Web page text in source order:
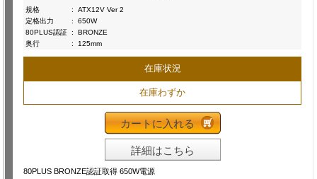
規格
:
ATX12V Ver 2
定格出力
:
650W
80PLUS認証 :
BRONZE
奥行
: 125mm
在庫状況
在庫わずか
カートに入れる
詳細はこちら
80PLUS BRONZE認証取得 650W電源